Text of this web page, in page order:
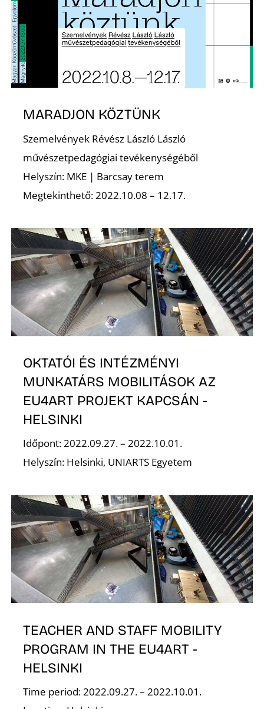
MARADJON KÖZTÜNK
Szemelvények Révész László László
művészetpedagógiai tevékenységéből
Helyszín: MKE | Barcsay terem
Megtekinthető: 2022.10.08 – 12.17.
OKTATÓI ÉS INTÉZMÉNYI
MUNKATÁRS MOBILITÁSOK AZ
EU4ART PROJEKT KAPCSÁN -
HELSINKI
Időpont: 2022.09.27. – 2022.10.01.
Helyszín: Helsinki, UNIARTS Egyetem
TEACHER AND STAFF MOBILITY
PROGRAM IN THE EU4ART -
HELSINKI
Time period: 2022.09.27. – 2022.10.01.